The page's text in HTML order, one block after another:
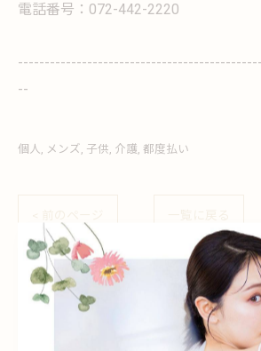
電話番号：072-442-2220
--
個人 メンズ 子供 介護 都度払い
関連タグ
#顔 #